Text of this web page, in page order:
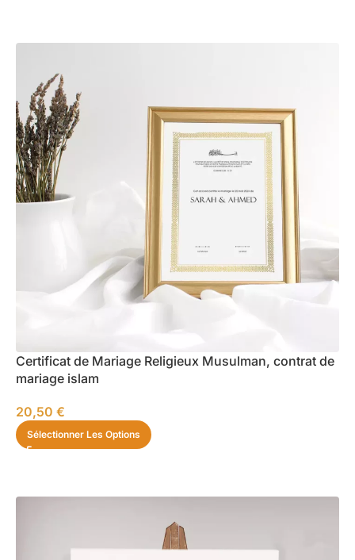
Certificat de Mariage Religieux Musulman, contrat de
mariage islam
20,50 €
Sélectionner Les Options